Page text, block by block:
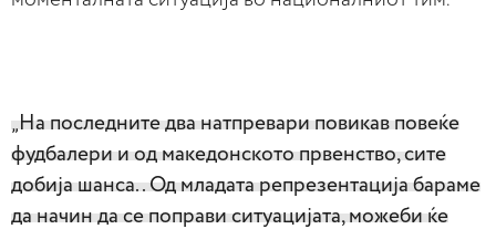
„На последните два натпревари повикав повеќе
фудбалери и од македонското првенство, сите
добија шанса.. Од младата репрезентација бараме
да начин да се поправи ситуацијата, можеби ќе